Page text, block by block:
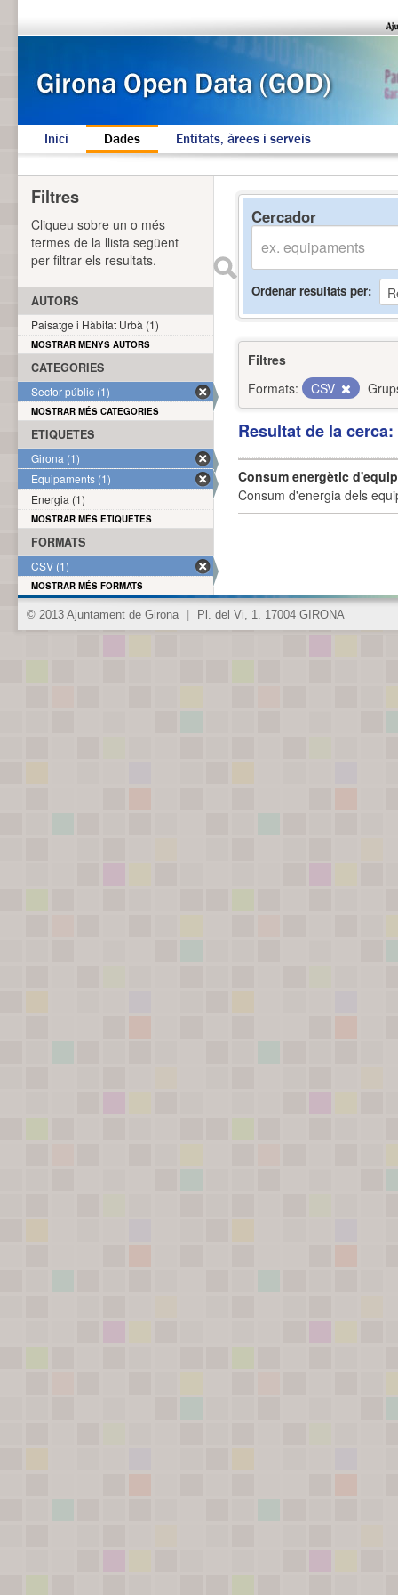
Inici Dades Entitats, àrees i serveis
Cercador
Ordenar resultats per
Filtres
Formats:
CSV
Resultat de la
Consum energètic
Consum d'energia dels
Filtres
Cliqueu sobre un o més
termes de la llista següent
per filtrar els resultats.
AUTORS
Paisatge i Hàbitat Urbà (1)
MOSTRAR MENYS AUTORS
CATEGORIES
Sector públic (1)
MOSTRAR MÉS CATEGORIES
ETIQUETES
Girona (1)
Equipaments (1)
Energia (1)
MOSTRAR MÉS ETIQUETES
FORMATS
CSV (1)
MOSTRAR MÉS FORMATS
© 2013 Ajuntament de Girona Pl. del Vi, 1. 17004 GIRONA